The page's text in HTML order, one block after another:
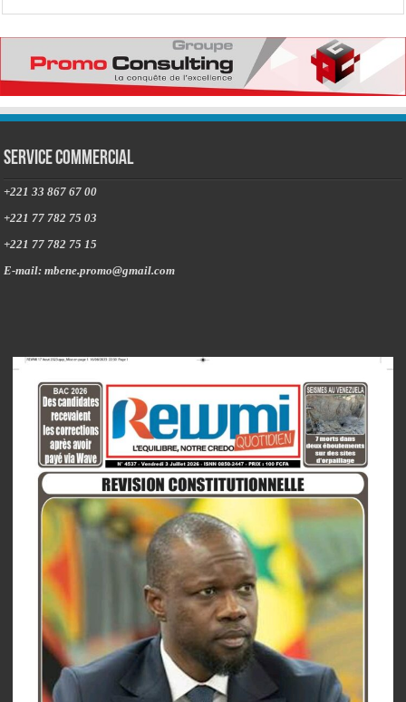
Service commercial
+221 33 867 67 00
+221 77 782 75 03
+221 77 782 75 15
E-mail: mbene.promo@gmail.com